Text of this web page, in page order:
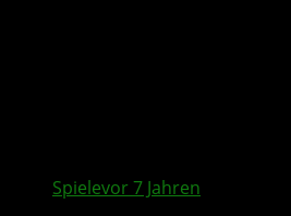
Spielevor 7 Jahren